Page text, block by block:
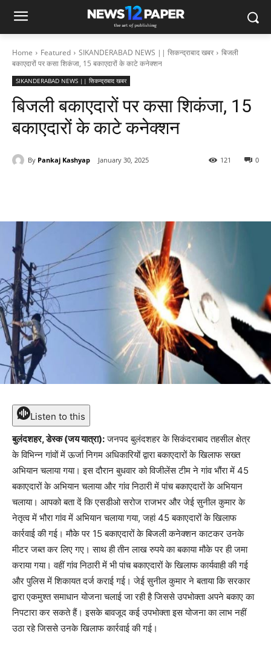
Home Featured SIKANDERABAD NEWS || सिकन्द्राबाद खबर
बिजली
बकाएदारों पर कसा शिकंजा, 15 बकाएदारों के काटे कनेक्शन
SIKANDERABAD NEWS || सिकन्द्राबाद खबर
बिजली बकाएदारों पर कसा शिकंजा, 15
बकाएदारों के काटे कनेक्शन
By Pankaj Kashyap January 30, 2025 0
121
Listen to this
बुलंदशहर, डेस्क (जय यात्रा):जनपद बुलंदशहर के सिकंदराबाद तहसील क्षेत्र
के विभिन्न गांवों में ऊर्जा निगम अधिकारियों द्वारा बकाएदारों के खिलाफ सख्त
अभियान चलाया गया। इस दौरान बुधवार को विजीलेंस टीम ने गांव भौंरा में 45
बकाएदारों के अभियान चलाया और गांव निठारी में पांच बकाएदारों के अभियान
चलाया। आपको बता दें कि एसडीओ सरोज राजभर और जेई सुनील कुमार के
नेतृत्व में भौरा गांव में अभियान चलाया गया, जहां 45 बकाएदारों के खिलाफ
कार्रवाई की गई। मौके पर 15 बकाएदारों के बिजली कनेक्शन काटकर उनके
मीटर जब्त कर लिए गए। साथ ही तीन लाख रुपये का बकाया मौके पर ही जमा
कराया गया। वहीं गांव निठारी में भी पांच बकाएदारों के खिलाफ कार्यवाही की गई
और पुलिस में शिकायत दर्ज कराई गई। जेई सुनील कुमार ने बताया कि सरकार
द्वारा एकमुश्त समाधान योजना चलाई जा रही है जिससे उपभोक्ता अपने बकाए का
निपटारा कर सकते हैं। इसके बावजूद कई उपभोक्ता इस योजना का लाभ नहीं
उठा रहे जिससे उनके खिलाफ कार्रवाई की गई।